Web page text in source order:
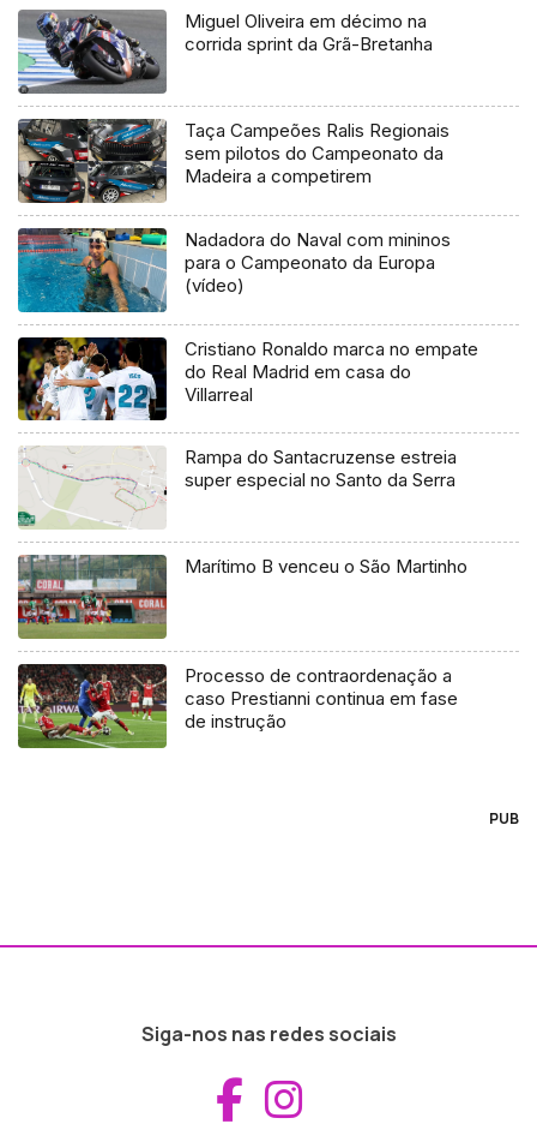
Miguel Oliveira em décimo na
corrida sprint da Grã-Bretanha
Taça Campeões Ralis Regionais
sem pilotos do Campeonato da
Madeira a competirem
Nadadora do Naval com mininos
para o Campeonato da Europa
(vídeo)
Cristiano Ronaldo marca no empate
do Real Madrid em casa do
Villarreal
Rampa do Santacruzense estreia
super especial no Santo da Serra
Marítimo B venceu o São Martinho
Processo de contraordenação a
caso Prestianni continua em fase
de instrução
PUB
Siga-nos nas redes sociais
Aceder ao